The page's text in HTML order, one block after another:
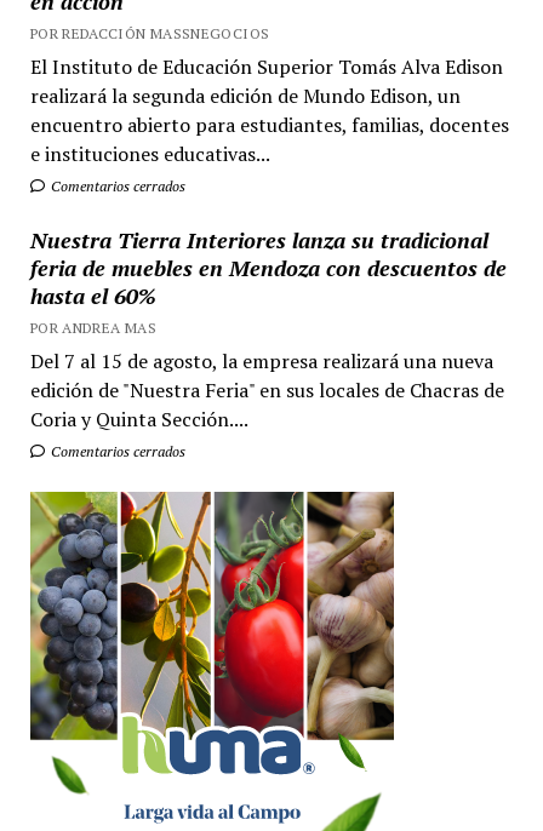
POR REDACCIÓN MASSNEGOCIOS
El Instituto de Educación Superior Tomás Alva Edison
realizará la segunda edición de Mundo Edison, un
encuentro abierto para estudiantes, familias, docentes
e instituciones educativas...
Comentarios cerrados
Nuestra Tierra Interiores lanza su tradicional
feria de muebles en Mendoza con descuentos de
hasta el 60%
POR ANDREA MAS
Del 7 al 15 de agosto, la empresa realizará una nueva
edición de "Nuestra Feria" en sus locales de Chacras de
Coria y Quinta Sección....
Comentarios cerrados